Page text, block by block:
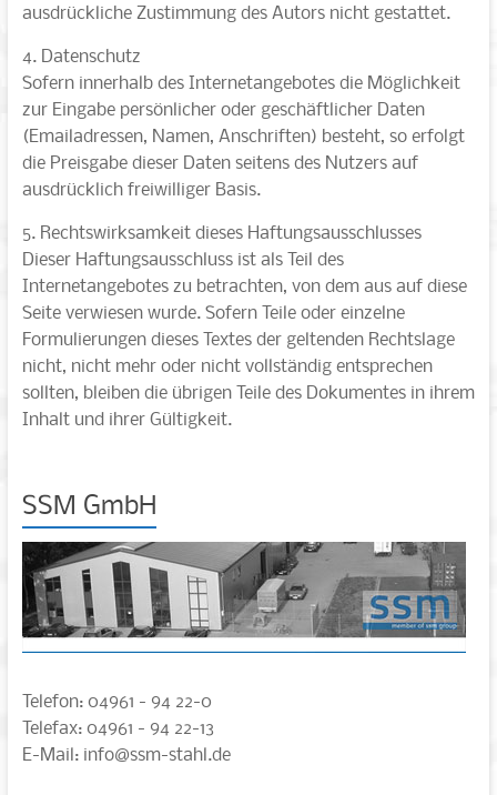
ausdrückliche Zustimmung des Autors nicht gestattet.
4. Datenschutz
Sofern innerhalb des Internetangebotes die Möglichkeit
zur Eingabe persönlicher oder geschäftlicher Daten
(Emailadressen, Namen, Anschriften) besteht, so erfolgt
die Preisgabe dieser Daten seitens des Nutzers auf
ausdrücklich freiwilliger Basis.
5. Rechtswirksamkeit dieses Haftungsausschlusses
Dieser Haftungsausschluss ist als Teil des
Internetangebotes zu betrachten, von dem aus auf diese
Seite verwiesen wurde. Sofern Teile oder einzelne
Formulierungen dieses Textes der geltenden Rechtslage
nicht, nicht mehr oder nicht vollständig entsprechen
sollten, bleiben die übrigen Teile des Dokumentes in ihrem
Inhalt und ihrer Gültigkeit.
SSM GmbH
Telefon: 04961 - 94 22-0
Telefax: 04961 - 94 22-13
E-Mail: info@ssm-stahl.de